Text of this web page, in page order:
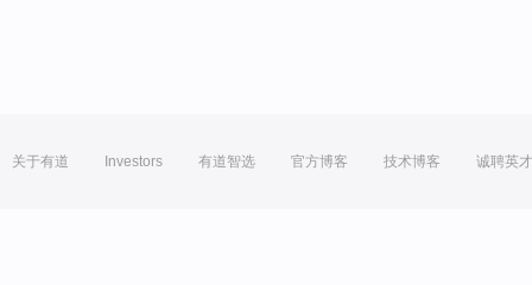
关于有道 Investors 有道智选 官方博客 技术博客 诚聘英才